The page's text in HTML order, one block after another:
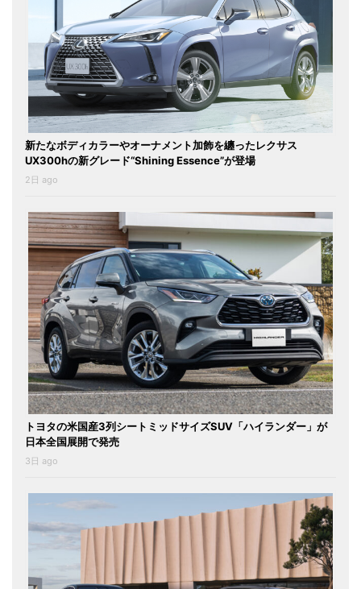
新たなボディカラーやオーナメント加飾を纏ったレクサス
UX300hの新グレード“Shining Essence”が登場
2日 ago
トヨタの米国産3列シートミッドサイズSUV「ハイランダー」が
日本全国展開で発売
3日 ago